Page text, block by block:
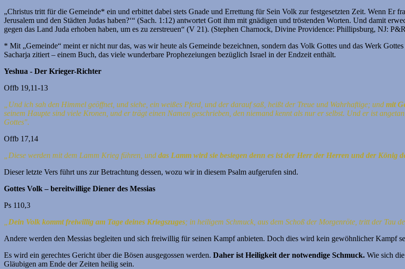
„Christus tritt für die Gemeinde* ein und erbittet dabei stets Gnade und Errettung für Sein Volk zur festgesetzten Zeit. Wenn Er
Jerusalem und den Städten Judas haben?‘“ (Sach. 1:12) antwortet Gott ihm mit gnädigen und tröstenden Worten. Und damit
gegen das Land Juda erhoben haben, um es zu zerstreuen“ (V 21). (Stephen Charnock, Divine Providence: Phillipsburg, NJ:
* Mit „Gemeinde“ meint er nicht nur das, was wir heute als Gemeinde bezeichnen, sondern das Volk Gottes und das Werk
Sacharja zitiert – einem Buch, das viele wunderbare Prophezeiungen bezüglich Israel in der Endzeit enthält.
Yeshua - Der Krieger-Richter
Offb 19,11-13
„Und ich sah den Himmel geöffnet, und siehe, ein weißes Pferd, und der darauf saß, heißt der Treue und Wahrhaftige; und mit
seinem Haupte sind viele Kronen, und er trägt einen Namen geschrieben, den niemand kennt als nur er selbst. Und er ist
Gottes".
Offb 17,14
„Diese werden mit dem Lamm Krieg führen, und das Lamm wird sie besiegen denn es ist der Herr der Herren und der
Dieser letzte Vers führt uns zur Betrachtung dessen, wozu wir in diesem Psalm aufgerufen sind.
Gottes Volk – bereitwillige Diener des Messias
Ps 110,3
Dein Volk kommt freiwillig am Tage deines Kriegszuges; in heiligem Schmuck, aus dem Schoß der Morgenröte, tritt der Tau
Andere werden den Messias begleiten und sich freiwillig für seinen Kampf anbieten. Doch dies wird kein gewöhnlicher Kampf
Es wird ein gerechtes Gericht über die Bösen ausgegossen werden. Daher ist Heiligkeit der notwendige Schmuck. Wie sich
Gläubigen am Ende der Zeiten heilig sein.